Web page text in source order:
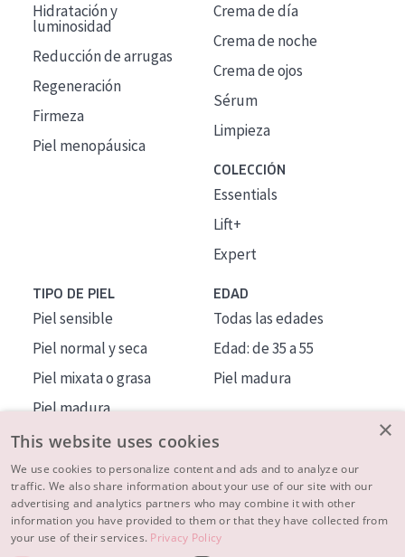
Hidratación y
luminosidad
Reducción de arrugas
Regeneración
Firmeza
Piel menopáusica
Crema de día
Crema de noche
Crema de ojos
Sérum
Limpieza
COLECCIÓN
Essentials
Lift+
Expert
TIPO DE PIEL
Piel sensible
Piel normal y seca
Piel mixata o grasa
Piel madura
Piel expuesta al sol
Piel menopáusica
EDAD
Todas las edades
Edad: de 35 a 55
Piel madura
MÁS SOBRE NOSOTROS
INSPIRACIÓN
×
This website uses cookies
We use cookies to personalize content and ads and to analyze our
traffic. We also share information about your use of our site with our
advertising and analytics partners who may combine it with other
information you have provided to them or that they have collected from
your use of their services. Privacy Policy